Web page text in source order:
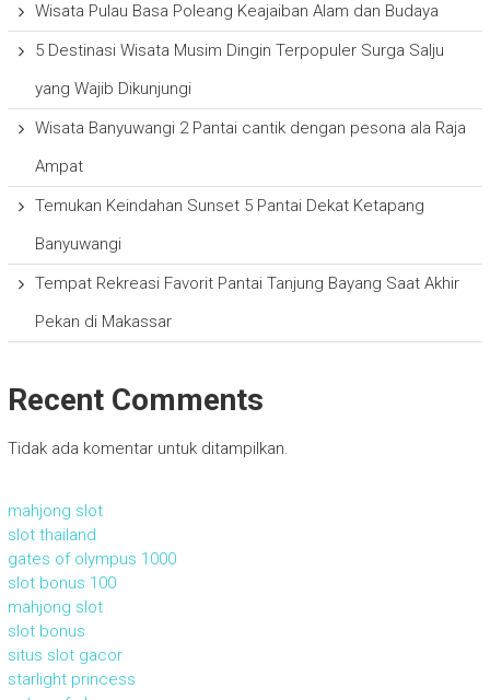
Wisata Pulau Basa Poleang Keajaiban Alam dan Budaya
5 Destinasi Wisata Musim Dingin Terpopuler Surga Salju
yang Wajib Dikunjungi
Wisata Banyuwangi 2 Pantai cantik dengan pesona ala Raja
Ampat
Temukan Keindahan Sunset 5 Pantai Dekat Ketapang
Banyuwangi
Tempat Rekreasi Favorit Pantai Tanjung Bayang Saat Akhir
Pekan di Makassar
Recent Comments
Tidak ada komentar untuk ditampilkan.
mahjong slot
slot thailand
gates of olympus 1000
slot bonus 100
mahjong slot
slot bonus
situs slot gacor
starlight princess